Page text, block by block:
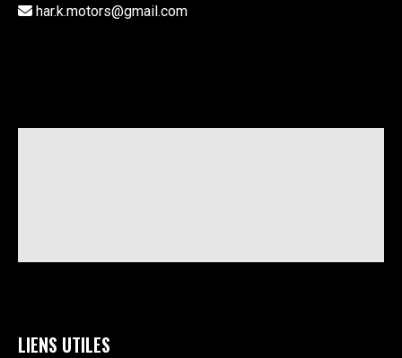
har.k.motors@gmail.com
LIENS UTILES